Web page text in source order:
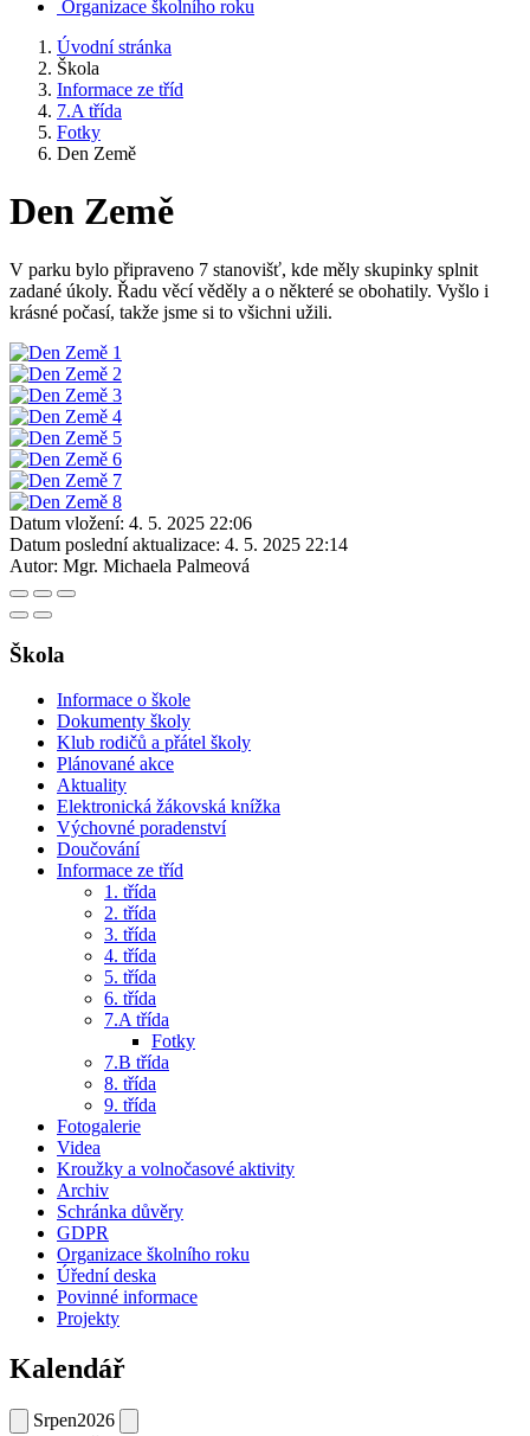
Organizace školního roku
Úvodní stránka
Škola
Informace ze tříd
7.A třída
Fotky
Den Země
Den Země
V parku bylo připraveno 7 stanovišť, kde měly skupinky splnit
zadané úkoly. Řadu věcí věděly a o některé se obohatily. Vyšlo i
krásné počasí, takže jsme si to všichni užili.
Datum vložení: 4. 5. 2025 22:06
Datum poslední aktualizace: 4. 5. 2025 22:14
Autor: Mgr. Michaela Palmeová
Škola
Informace o škole
Dokumenty školy
Klub rodičů a přátel školy
Plánované akce
Aktuality
Elektronická žákovská knížka
Výchovné poradenství
Doučování
Informace ze tříd
1. třída
2. třída
3. třída
4. třída
5. třída
6. třída
7.A třída
Fotky
7.B třída
8. třída
9. třída
Fotogalerie
Videa
Kroužky a volnočasové aktivity
Archiv
Schránka důvěry
GDPR
Organizace školního roku
Úřední deska
Povinné informace
Projekty
Kalendář
Srpen2026